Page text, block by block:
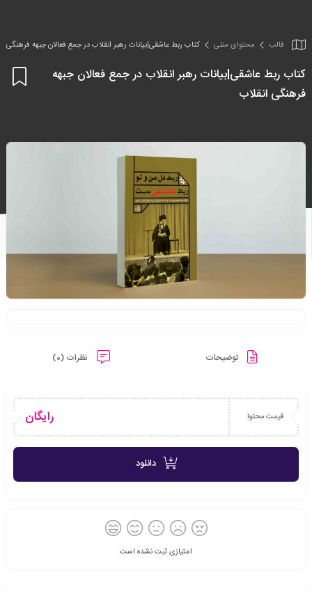
قالب محتوای متنی کتاب ربط عاشقی|بیانات رهبر انقلاب در جمع فعالان جبهه فرهنگی
کتاب ربط عاشقی|بیانات رهبر انقلاب در جمع فعالان جبهه
فرهنگی انقلاب
توضیحات نظرات (0)
قیمت محتوا رایگان
دانلود
امتیازی ثبت نشده است